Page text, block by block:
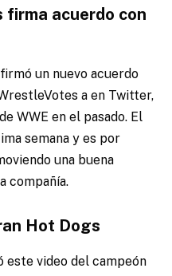
firma acuerdo con
un nuevo acuerdo
a en Twitter,
WWE en el pasado. El
semana y es por
una buena
compañía.
Hot Dogs
este video del campeón